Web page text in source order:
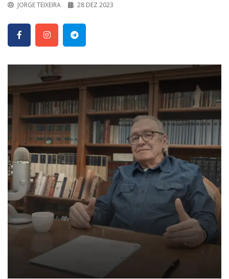
JORGE TEIXEIRA 28 DEZ 2023